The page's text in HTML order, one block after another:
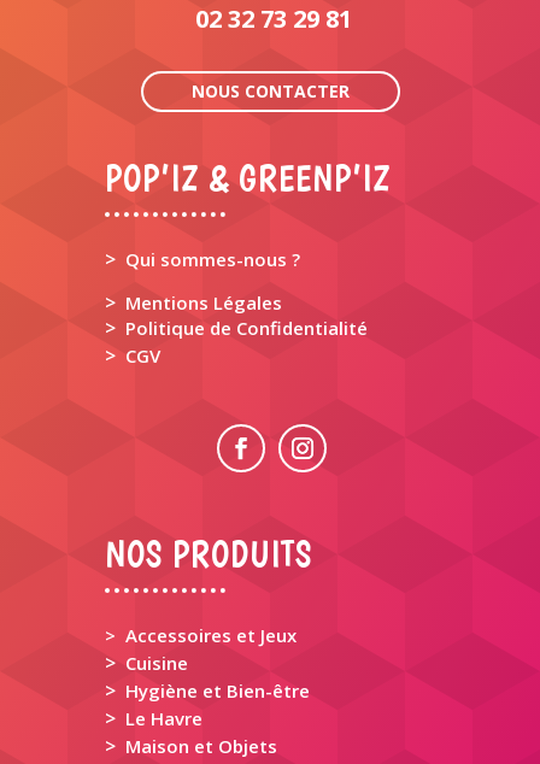
02 32 73 29 81
NOUS CONTACTER
POP’IZ & GREENP’IZ
> Qui sommes-nous ?
> Mentions Légales
> Politique de Confidentialité
> CGV
NOS PRODUITS
> Accessoires et Jeux
> Cuisine
> Hygiène et Bien-être
> Le Havre
> Maison et Objets